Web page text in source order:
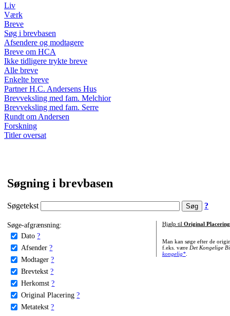
Liv
Værk
Breve
Søg i brevbasen
Afsendere og modtagere
Breve om HCA
Ikke tidligere trykte breve
Alle breve
Enkelte breve
Partner H.C. Andersens Hus
Brevveksling med fam. Melchior
Brevveksling med fam. Serre
Rundt om Andersen
Forskning
Titler oversat
Søgning i brevbasen
Søgetekst ?
Søge-afgrænsning:
Dato ?
Afsender ?
Modtager ?
Brevtekst ?
Herkomst ?
Original Placering ?
Metatekst ?
Hjælp til Original Placering
Man kan søge efter de
f.eks. være Det Kongelige
kongelig*.